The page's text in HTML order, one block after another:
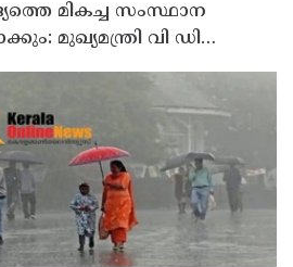
മികച്ച സംസ്ഥാന
മുഖ്യമന്ത്രി വി ഡി